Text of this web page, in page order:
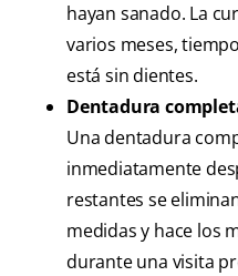
hayan sanado. La
varios meses,
está sin dientes.
Dentadura
Una dentadura
inmediatamente
restantes se
medidas y hace los
durante una visita